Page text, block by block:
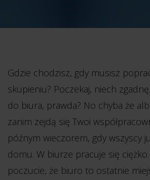
Gdzie chodzisz, gdy musisz
skupieniu? Poczekaj, niech
do biura, prawda? No chyba że
zanim zejdą się Twoi
późnym wieczorem, gdy wszyscy
domu. W biurze pracuje się ciężko.
poczucie, że biuro to ostatnie